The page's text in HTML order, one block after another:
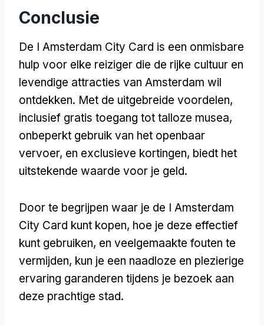
Conclusie
De I Amsterdam City Card is een onmisbare
hulp voor elke reiziger die de rijke cultuur en
levendige attracties van Amsterdam wil
ontdekken. Met de uitgebreide voordelen,
inclusief gratis toegang tot talloze musea,
onbeperkt gebruik van het openbaar
vervoer, en exclusieve kortingen, biedt het
uitstekende waarde voor je geld.
Door te begrijpen waar je de I Amsterdam
City Card kunt kopen, hoe je deze effectief
kunt gebruiken, en veelgemaakte fouten te
vermijden, kun je een naadloze en plezierige
ervaring garanderen tijdens je bezoek aan
deze prachtige stad.